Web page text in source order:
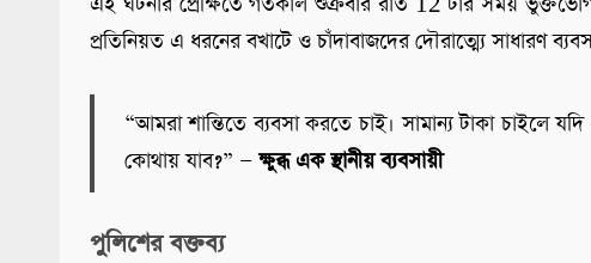
প্রতিনিয়ত এ ধরনের বখাটে ও চাঁদাবাজদের দৌরাত্ম্যে সাধারণ
“আমরা শান্তিতে ব্যবসা করতে চাই। সামান্য টাকা চাইলে
কোথায় যাব?” —ক্ষুব্ধ এক স্থানীয় ব্যবসায়ী
পুলিশের বক্তব্য